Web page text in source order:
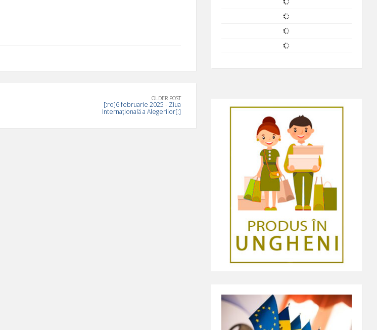
OLDER POST
[:ro]6 februarie 2025 - Ziua
Internațională a Alegerilor[:]